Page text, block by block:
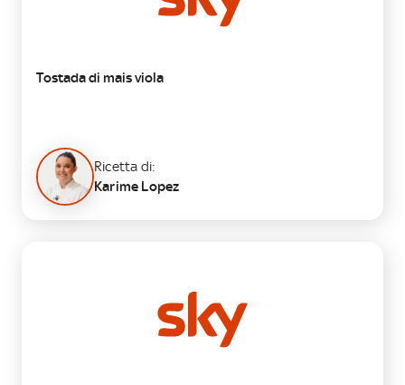
Tostada di mais viola
Ricetta di:
Karime Lopez